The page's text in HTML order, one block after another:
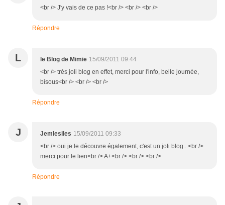
<br /> J'y vais de ce pas !<br /> <br /> <br />
Répondre
L le Blog de Mimie 15/09/2011 09:44
<br /> très joli blog en effet, merci pour l'info, belle journée,
bisous<br /> <br /> <br />
Répondre
J Jemlesiles 15/09/2011 09:33
<br /> oui je le découvre également, c'est un joli blog...<br />
merci pour le lien<br /> A+<br /> <br /> <br />
Répondre